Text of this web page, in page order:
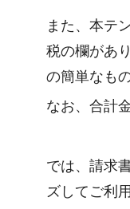
また、本テ
税の欄があ
の簡単なも
なお、合計
では、請求
ズしてご利